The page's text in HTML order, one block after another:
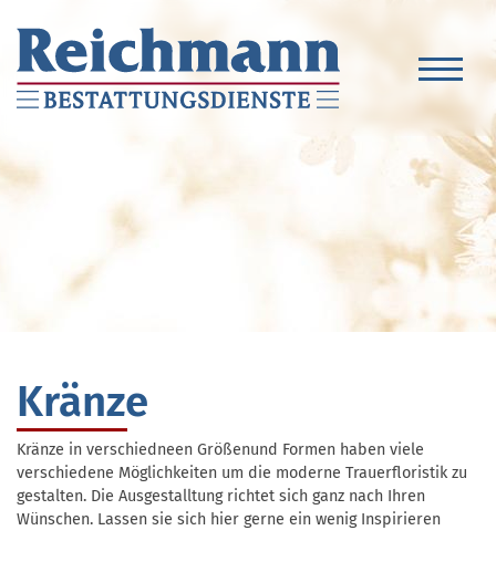
Kränze
Kränze in verschiedneen Größenund Formen haben viele
verschiedene Möglichkeiten um die moderne Trauerfloristik zu
gestalten. Die Ausgestalltung richtet sich ganz nach Ihren
Wünschen. Lassen sie sich hier gerne ein wenig Inspirieren